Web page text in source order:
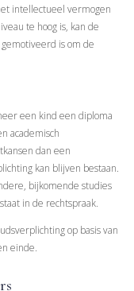
intellectueel vermogen
te hoog is, kan de
is om de
een kind een diploma
academisch
dan een
kan blijven bestaan.
bijkomende studies
in de rechtspraak.
op basis van
einde.